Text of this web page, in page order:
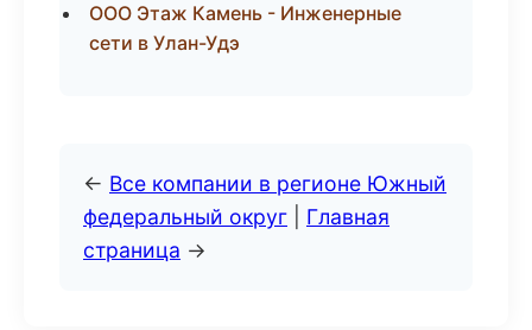
ООО Этаж Камень - Инженерные
сети в Улан-Удэ
← Все компании в регионе Южный
федеральный округ
Главная
страница →